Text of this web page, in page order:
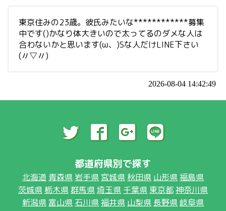
東京住みの23歳。彼氏みたいな************募集
中です()かなり体大きいので太ってるのダメな人は
合わないかと思います(ω、)Sな人だけLINE下さい
(〃▽〃)
2026-08-04 14:42:49
都道府県別で探す
北海道 青森県 岩手県 宮城県 秋田県 山形県福島県
茨城県 栃木県群馬県埼玉県 千葉県 東京都神奈川県
新潟県 富山県 石川県福井県 山梨県 長野県 岐阜県